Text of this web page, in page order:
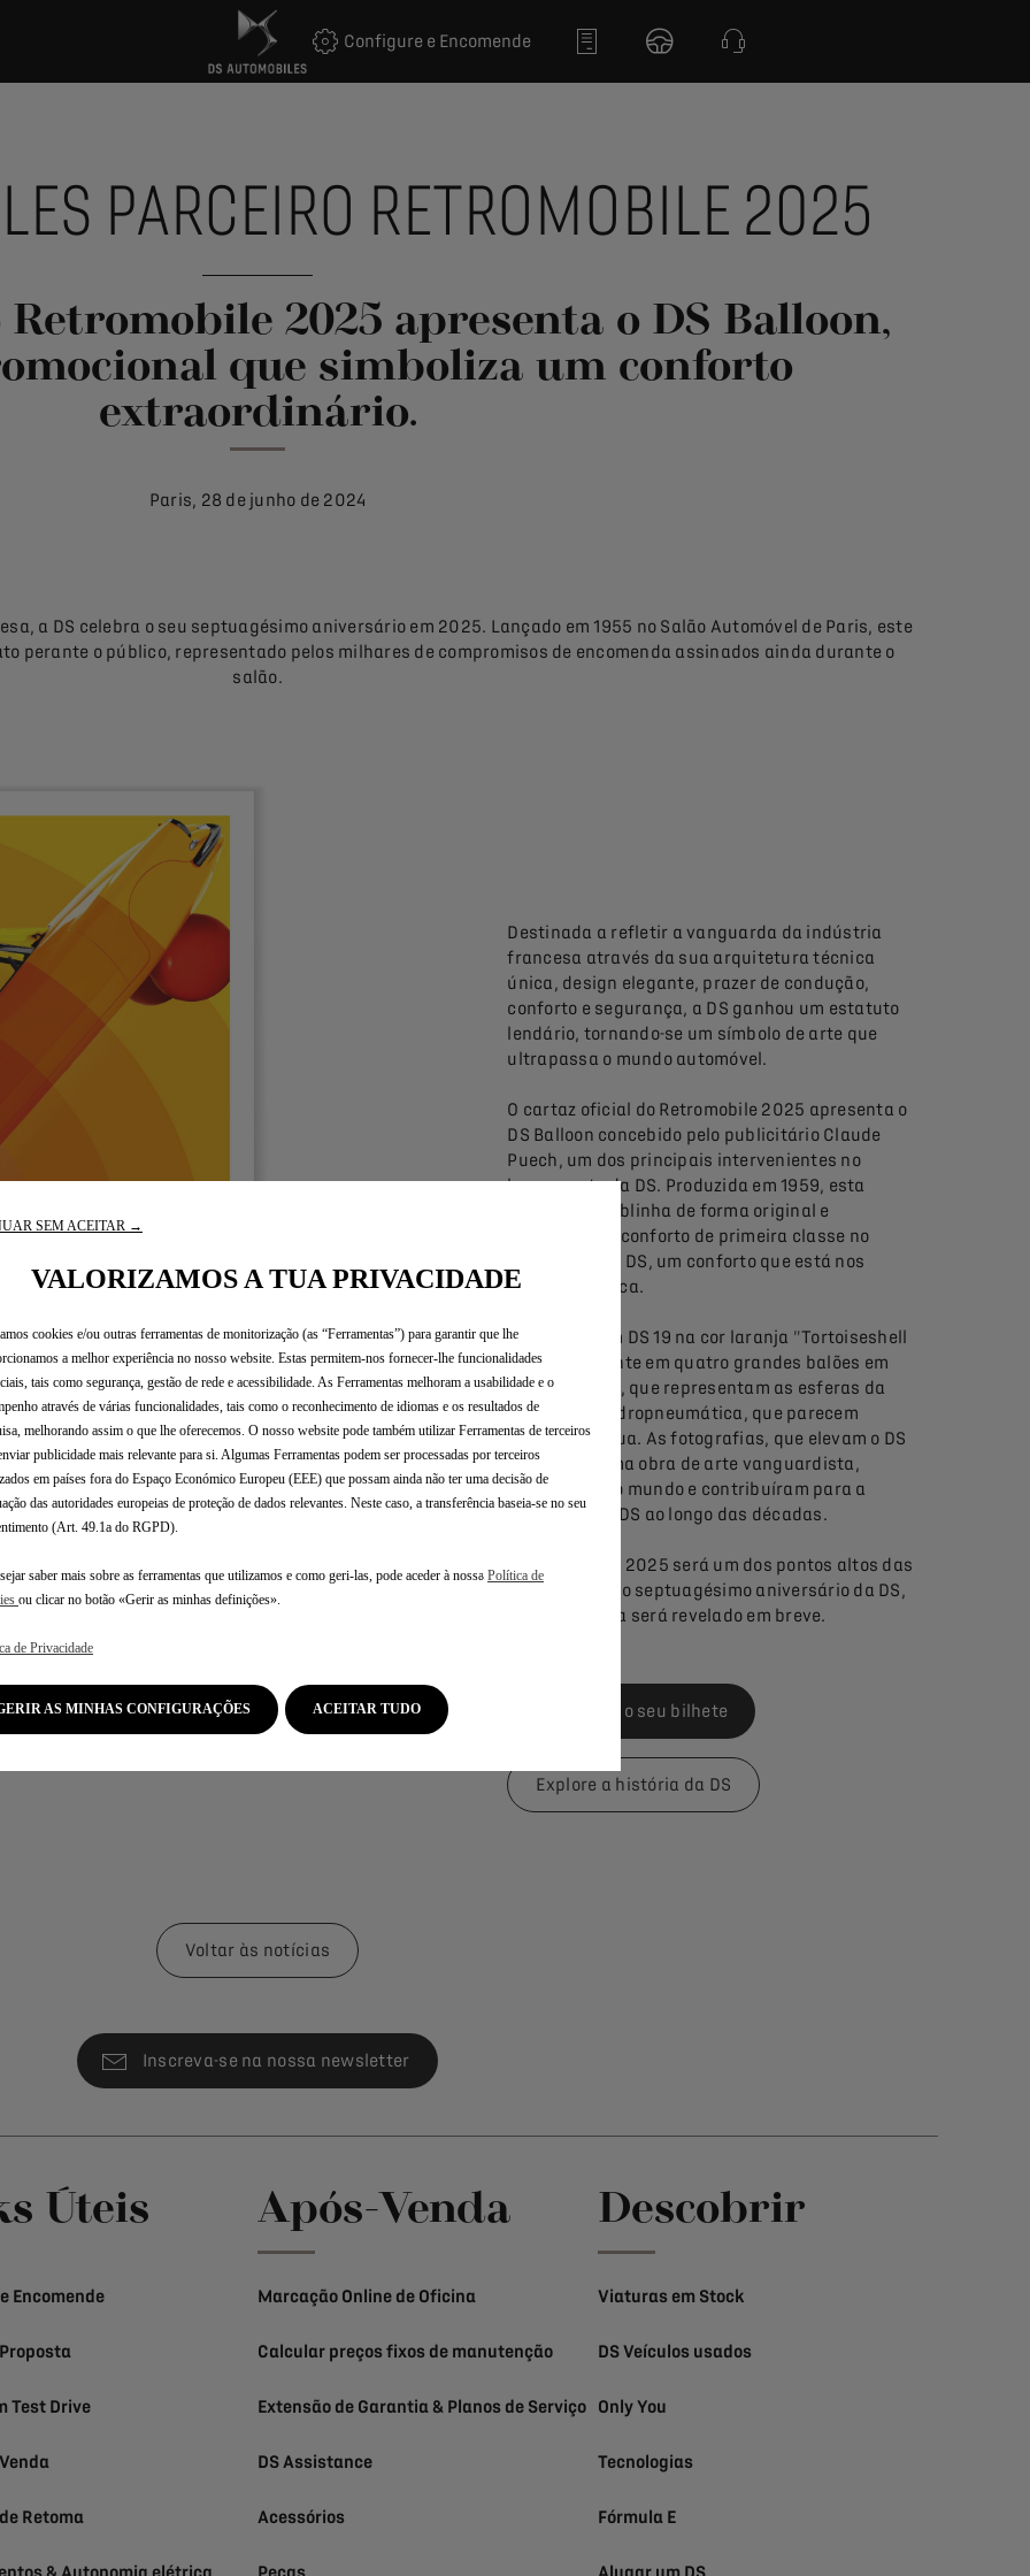
Configure e Encomende
PARCEIRO RETROMOBILE 2025
2025 apresenta o DS Balloon,
que simboliza um conforto
extraordinário.
Paris, 28 de junho de 2024
a DS celebra o seu septuagésimo aniversário em 2025. Lançado em 1955 no Salão Automóvel de Paris, este
perante o público, representado pelos milhares de compromisos de encomenda assinados ainda durante o
salão.
Destinada a refletir a vanguarda da indústria
francesa através da sua arquitetura técnica
única, design elegante, prazer de condução,
conforto e segurança, a DS ganhou um estatuto
lendário, tornando-se um símbolo de arte que
ultrapassa o mundo automóvel.
O cartaz oficial do Retromobile 2025 apresenta o
DS Balloon concebido pelo publicitário Claude
Puech, um dos principais intervenientes no
lançamento da DS. Produzida em 1959, esta
campanha sublinha de forma original e
impactante o conforto de primeira classe no
interior de um DS, um conforto que está nos
genes da Marca.
Apresenta um DS 19 na cor laranja "Tortoiseshell
blonde" assente em quatro grandes balões em
vez das rodas, que representam as esferas da
suspensão hidropneumática, que parecem
flutuar na água. As fotografias, que elevam o DS
ao nível de uma obra de arte vanguardista,
percorreram o mundo e contribuíram para a
influência do DS ao longo das décadas.
O Retromobile 2025 será um dos pontos altos das
celebrações do septuagésimo aniversário da DS,
cujo programa será revelado em breve.
Reserve já o seu bilhete
Explore a história da DS
Voltar às notícias
Inscreva-se na nossa newsletter
Úteis
Encomende
Test Drive
Retoma
Após-Venda
Marcação Online de Oficina
Calcular preços fixos de manutenção
Extensão de Garantia & Planos de Serviço
DS Assistance
Acessórios
Descobrir
Viaturas em Stock
DS Veículos usados
Only You
Tecnologias
Fórmula E
SEM ACEITAR →
VALORIZAMOS A TUA PRIVACIDADE
cookies e/ou outras ferramentas de monitorização (as “Ferramentas”) para garantir que lhe
a melhor experiência no nosso website. Estas permitem-nos fornecer-lhe funcionalidades
tais como segurança, gestão de rede e acessibilidade. As Ferramentas melhoram a usabilidade e o
através de várias funcionalidades, tais como o reconhecimento de idiomas e os resultados de
melhorando assim o que lhe oferecemos. O nosso website pode também utilizar Ferramentas de terceiros
publicidade mais relevante para si. Algumas Ferramentas podem ser processadas por terceiros
em países fora do Espaço Económico Europeu (EEE) que possam ainda não ter uma decisão de
das autoridades europeias de proteção de dados relevantes. Neste caso, a transferência baseia-se no seu
(Art. 49.1a do RGPD).
saber mais sobre as ferramentas que utilizamos e como geri-las, pode aceder à nossa Política de
ou clicar no botão «Gerir as minhas definições».
de Privacidade
GERIR AS MINHAS CONFIGURAÇÕES ACEITAR TUDO